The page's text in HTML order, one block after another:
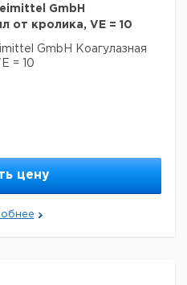
GmbH
от кролика, VE = 10
GmbH Коагулазная
= 10
цену